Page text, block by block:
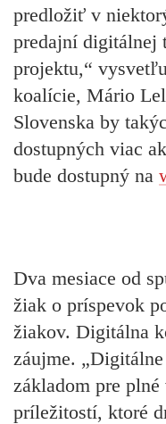
predložiť v
predajní digitálnej
projektu,“
koalície, Mário
Slovenska by
dostupných viac
bude dostupný na
Dva mesiace od
žiak o príspevok
žiakov. Digitálna
záujme.
základom pre
príležitostí, ktoré